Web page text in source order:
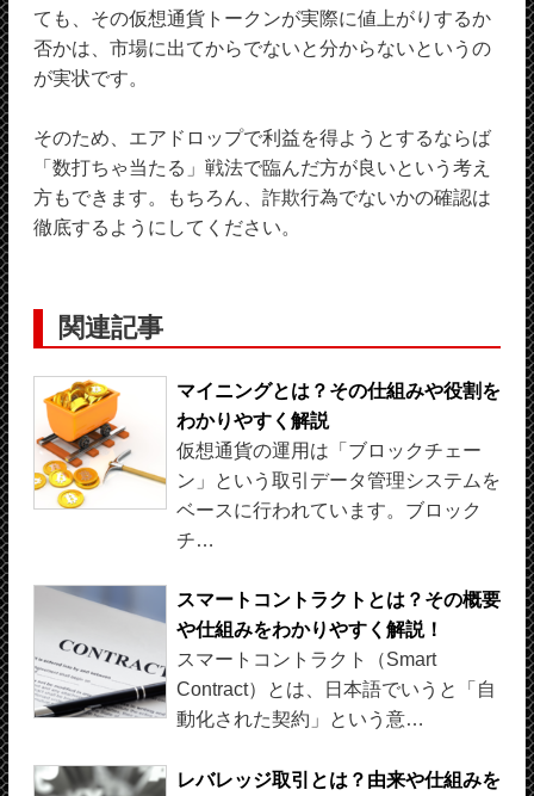
ても、その仮想通貨トークンが実際に値上がりするか
否かは、市場に出てからでないと分からないというの
が実状です。
そのため、エアドロップで利益を得ようとするならば
「数打ちゃ当たる」戦法で臨んだ方が良いという考え
方もできます。もちろん、詐欺行為でないかの確認は
徹底するようにしてください。
関連記事
マイニングとは？その仕組みや役割を
わかりやすく解説
仮想通貨の運用は「ブロックチェー
ン」という取引データ管理システムを
ベースに行われています。ブロック
チ…
スマートコントラクトとは？その概要
や仕組みをわかりやすく解説！
スマートコントラクト（Smart
Contract）とは、日本語でいうと「自
動化された契約」という意…
レバレッジ取引とは？由来や仕組みを